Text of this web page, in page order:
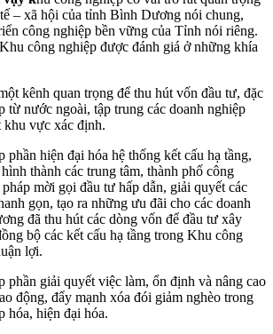
– xã hội của tỉnh Bình Dương nói chung,
công nghiệp bền vững của Tỉnh nói riêng.
công nghiệp được đánh giá ở những khía
kênh quan trọng để thu hút vốn đầu tư, đặc
từ nước ngoài, tập trung các doanh nghiệp
khu vực xác định.
phần hiện đại hóa hệ thống kết cấu hạ tầng,
thành các trung tâm, thành phố công
mời gọi đầu tư hấp dẫn, giải quyết các
gọn, tạo ra những ưu đãi cho các doanh
đã thu hút các dòng vốn để đầu tư xây
bộ các kết cấu hạ tầng trong Khu công
lợi.
phần giải quyết việc làm, ổn định và nâng cao
động, đẩy mạnh xóa đói giảm nghèo trong
hóa, hiện đại hóa.